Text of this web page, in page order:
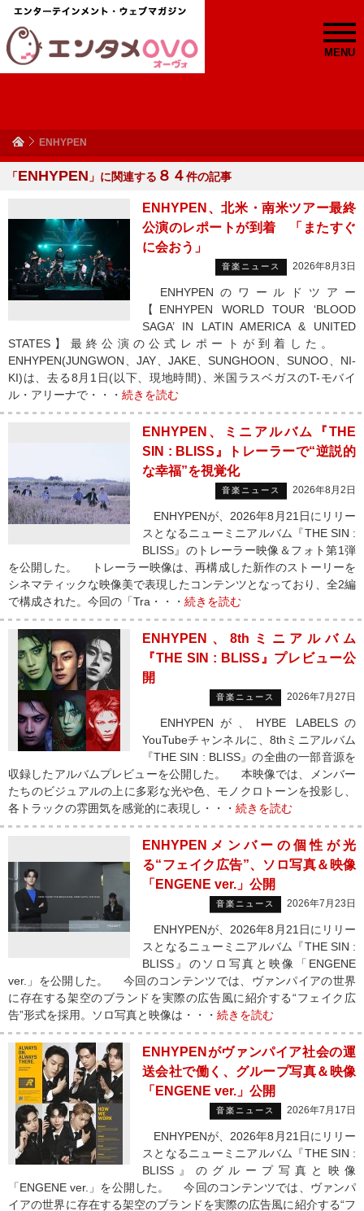
MENU
ENHYPEN
「ENHYPEN 」に関連する ８４件の記事
ENHYPEN、北米・南米ツアー最終
公演のレポートが到着 「またすぐ
に会おう」
音楽ニュース 2026年8月3日
ENHYPENのワールドツアー
【ENHYPEN WORLD TOUR ‘BLOOD
SAGA’ IN LATIN AMERICA & UNITED
STATES】最終公演の公式レポートが到着した。
ENHYPEN(JUNGWON、JAY、JAKE、SUNGHOON、SUNOO、NI-
KI)は、去る8月1日(以下、現地時間)、米国ラスベガスのT-モバイ
ル・アリーナで・・・ 続きを読む
ENHYPEN、ミニアルバム『THE
SIN : BLISS』トレーラーで“逆説的
な幸福”を視覚化
音楽ニュース 2026年8月2日
ENHYPENが、2026年8月21日にリリー
スとなるニューミニアルバム『THE SIN :
BLISS』のトレーラー映像＆フォト第1弾
を公開した。 トレーラー映像は、再構成した新作のストーリーを
シネマティックな映像美で表現したコンテンツとなっており、全2編
で構成された。今回の「Tra・・・ 続きを読む
ENHYPEN、8thミニアルバム
『THE SIN : BLISS』プレビュー公
開
音楽ニュース 2026年7月27日
ENHYPENが、HYBE LABELSの
YouTubeチャンネルに、8thミニアルバム
『THE SIN : BLISS』の全曲の一部音源を
収録したアルバムプレビューを公開した。 本映像では、メンバー
たちのビジュアルの上に多彩な光や色、モノクロトーンを投影し、
各トラックの雰囲気を感覚的に表現し・・・ 続きを読む
ENHYPENメンバーの個性が光
る“フェイク広告”、ソロ写真＆映像
「ENGENE ver.」公開
音楽ニュース 2026年7月23日
ENHYPENが、2026年8月21日にリリー
スとなるニューミニアルバム『THE SIN :
BLISS』のソロ写真と映像「ENGENE
ver.」を公開した。 今回のコンテンツでは、ヴァンパイアの世界
に存在する架空のブランドを実際の広告風に紹介する“フェイク広
告”形式を採用。ソロ写真と映像は・・・ 続きを読む
ENHYPENがヴァンパイア社会の運
送会社で働く、グループ写真＆映像
「ENGENE ver.」公開
音楽ニュース 2026年7月17日
ENHYPENが、2026年8月21日にリリー
スとなるニューミニアルバム『THE SIN :
BLISS』のグループ写真と映像
「ENGENE ver.」を公開した。 今回のコンテンツでは、ヴァンパ
イアの世界に存在する架空のブランドを実際の広告風に紹介する“フ